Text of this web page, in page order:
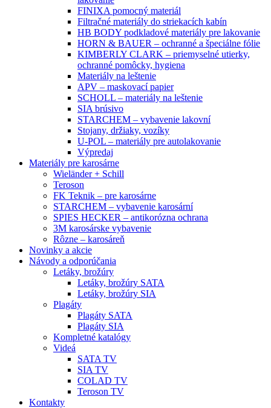
FINIXA pomocný materiál
Filtračné materiály do striekacích kabín
HB BODY podkladové materiály pre lakovanie
HORN & BAUER – ochranné a špeciálne fólie
KIMBERLY CLARK – priemyselné utierky,
ochranné pomôcky, hygiena
Materiály na leštenie
APV – maskovací papier
SCHOLL – materiály na leštenie
SIA brúsivo
STARCHEM – vybavenie lakovní
Stojany, držiaky, vozíky
U-POL – materiály pre autolakovanie
Výpredaj
Materiály pre karosárne
Wieländer + Schill
Teroson
FK Teknik – pre karosárne
STARCHEM – vybavenie karosární
SPIES HECKER – antikorózna ochrana
3M karosárske vybavenie
Rôzne – karosáreň
Novinky a akcie
Návody a odporúčania
Letáky, brožúry
Letáky, brožúry SATA
Letáky, brožúry SIA
Plagáty
Plagáty SATA
Plagáty SIA
Kompletné katalógy
Videá
SATA TV
SIA TV
COLAD TV
Teroson TV
Kontakty